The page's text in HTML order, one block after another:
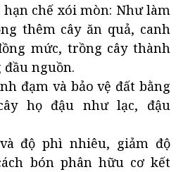
hạn chế xói mòn: Như làm
thêm cây ăn quả, canh
mức, trồng cây thành
đầu nguồn.
đạm và bảo vệ đất bằng
họ đậu như lạc, đậu
độ phì nhiêu, giảm độ
bón phân hữu cơ kết